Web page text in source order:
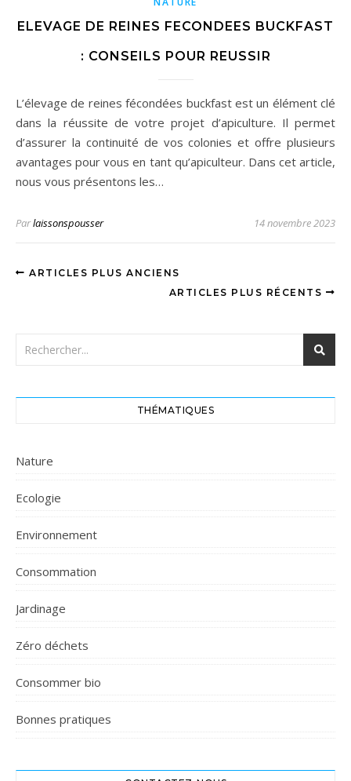
ELEVAGE DE REINES FECONDEES BUCKFAST
: CONSEILS POUR REUSSIR
L’élevage de reines fécondées buckfast est un élément clé
dans la réussite de votre projet d’apiculture. Il permet
d’assurer la continuité de vos colonies et offre plusieurs
avantages pour vous en tant qu’apiculteur. Dans cet article,
nous vous présentons les…
Parlaissonspousser 14 novembre 2023
ARTICLES PLUS ANCIENS
ARTICLES PLUS RÉCENTS
THÉMATIQUES
Nature
Ecologie
Environnement
Consommation
Jardinage
Zéro déchets
Consommer bio
Bonnes pratiques